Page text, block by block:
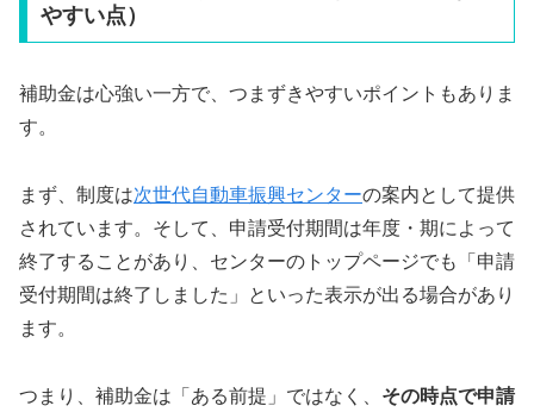
やすい点）
補助金は心強い一方で、つまずきやすいポイントもありま
す。
まず、制度は次世代自動車振興センターの案内として提供
されています。そして、申請受付期間は年度・期によって
終了することがあり、センターのトップページでも「申請
受付期間は終了しました」といった表示が出る場合があり
ます。
つまり、補助金は「ある前提」ではなく、 その時点で申請